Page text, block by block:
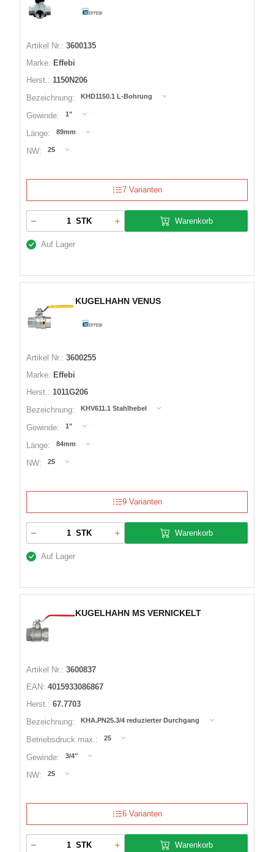
Artikel Nr.: 3600135
Marke: Effebi
Herst.: 1150N206
Bezeichnung:
KHD1150.1 L-Bohrung
Gewinde: 1"
Länge: 89mm
NW: 25
7 Varianten
STK Warenkorb
Auf Lager
KUGELHAHN VENUS
Artikel Nr.: 3600255
Marke: Effebi
Herst.: 1011G206
Bezeichnung:
KHV611.1 Stahlhebel
Gewinde: 1"
Länge: 84mm
NW: 25
9 Varianten
STK Warenkorb
Auf Lager
KUGELHAHN MS VERNICKELT
Artikel Nr.: 3600837
EAN: 4015933086867
Herst.: 67.7703
Bezeichnung:
KHA.PN25.3/4 reduzierter Durchgang
Betriebsdruck max.: 25
Gewinde: 3/4"
NW: 25
6 Varianten
STK Warenkorb